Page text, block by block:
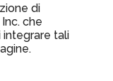
di
che
tali